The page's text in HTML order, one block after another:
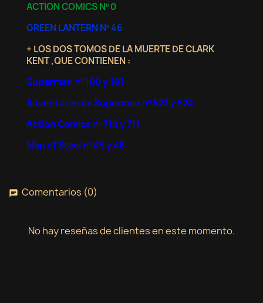
ACTION COMICS Nº 0
GREEN LANTERN Nº 46
+ LOS DOS TOMOS DE LA MUERTE DE CLARK
KENT ,QUE CONTIENEN :
Superman nº 100 y 101
Adventures de Superman nº 523 y 524
Action Comics nº 710 y 711
Man of Steel nº 45 y 46
chat Comentarios (0)
No hay reseñas de clientes en este momento.